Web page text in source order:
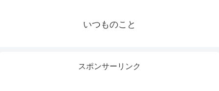
いつものこと
スポンサーリンク